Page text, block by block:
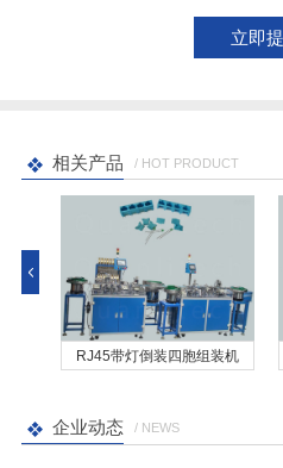
相关产品 / HOT PRODUCT
RJ45带灯倒装四胞组装机
企业动态 / NEWS